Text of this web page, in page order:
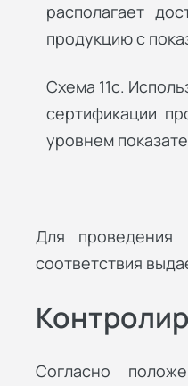
располагает
продукцию с
Схема 11с.
сертификации
уровнем
Для проведения
соответствия
Согласно